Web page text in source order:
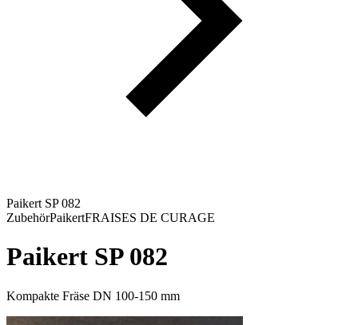
Paikert SP 082
ZubehörPaikertFRAISES DE CURAGE
Paikert SP 082
Kompakte Fräse DN 100-150 mm